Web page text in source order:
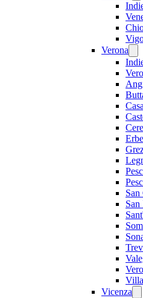
Verona
Vicenza